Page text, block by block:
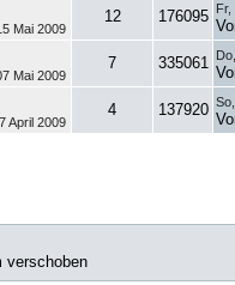
Mai 2009
12 176095
Mai 2009
7 335061
April 2009
4 137920
verschoben